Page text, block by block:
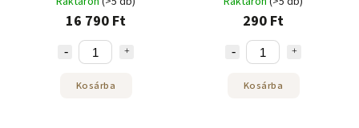
16 790 Ft
Kosárba
290 Ft
Kosárba